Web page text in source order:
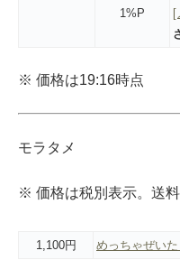
1%P
[
※ 価格は19:16時点
モラタメ
※ 価格は税別表示。送
1,100円 めっちゃぜい